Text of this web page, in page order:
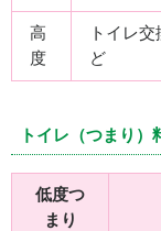
高
度
トイレ
ど
トイレ（つまり）
低度つ
まり